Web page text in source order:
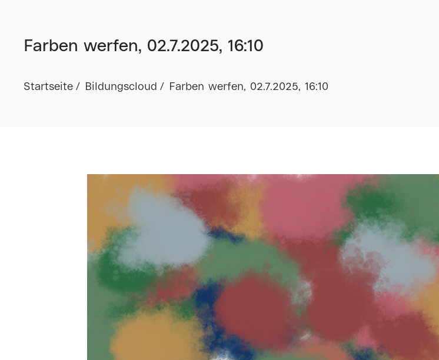
Farben werfen, 02.7.2025, 16:10
Startseite Bildungscloud Farben werfen, 02.7.2025, 16:10